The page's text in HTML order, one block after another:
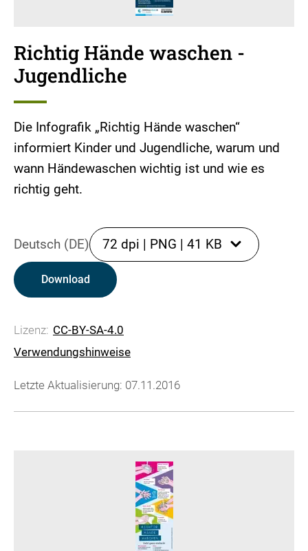
Richtig Hände waschen -
Jugendliche
Die Infografik „Richtig Hände waschen“
informiert Kinder und Jugendliche, warum und
wann Händewaschen wichtig ist und wie es
richtig geht.
Deutsch (DE) 72 dpi | PNG | 41 KB
Download
Lizenz: CC-BY-SA-4.0
Verwendungshinweise
Letzte Aktualisierung: 07.11.2016